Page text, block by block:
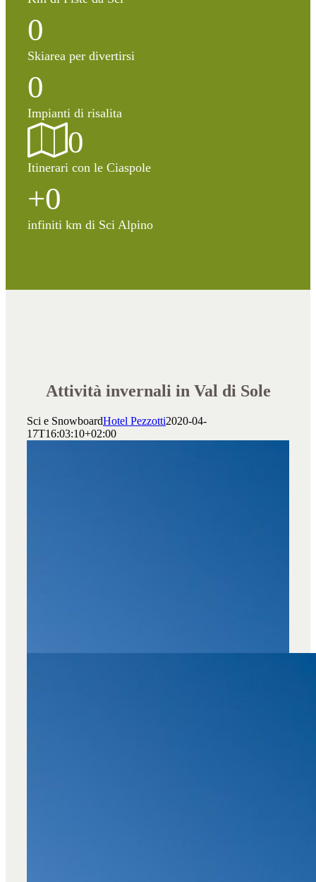
0
Skiarea per divertirsi
0
Impianti di risalita
0
Itinerari con le Ciaspole
+0
infiniti km di Sci Alpino
Attività invernali in Val di Sole
Sci e SnowboardHotel Pezzotti2020-04-
17T16:03:10+02:00